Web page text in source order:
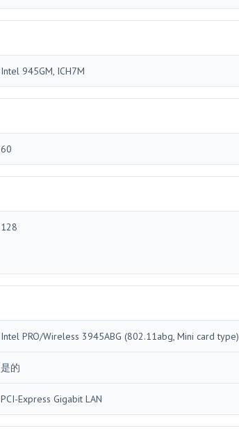
Intel 945GM, ICH7M
60
128
Intel PRO/Wireless 3945ABG (802.11abg, Mini card type)
是的
PCI-Express Gigabit LAN